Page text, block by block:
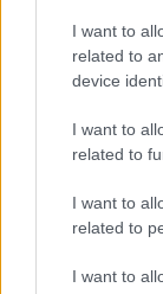
I want to
related to
device
I want to
related to
I want to
related to
I want to
Az Edge
jelentősen
miközben a